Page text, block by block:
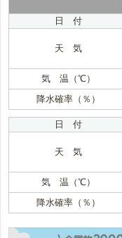
日 付
天 気
気 温（℃）
降水確率（％）
日 付
天 気
気 温（℃）
降水確率（％）